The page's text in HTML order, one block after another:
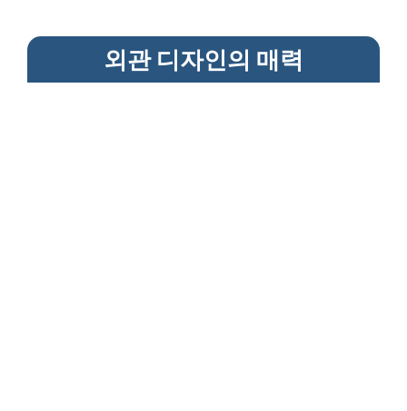
외관 디자인의 매력